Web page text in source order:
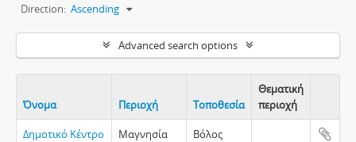
Direction: Ascending
Advanced search options
Όνομα Περιοχή Τοποθεσία
Θεματική
περιοχή
Δημοτικό Κέντρο
Μαγνησία Βόλος